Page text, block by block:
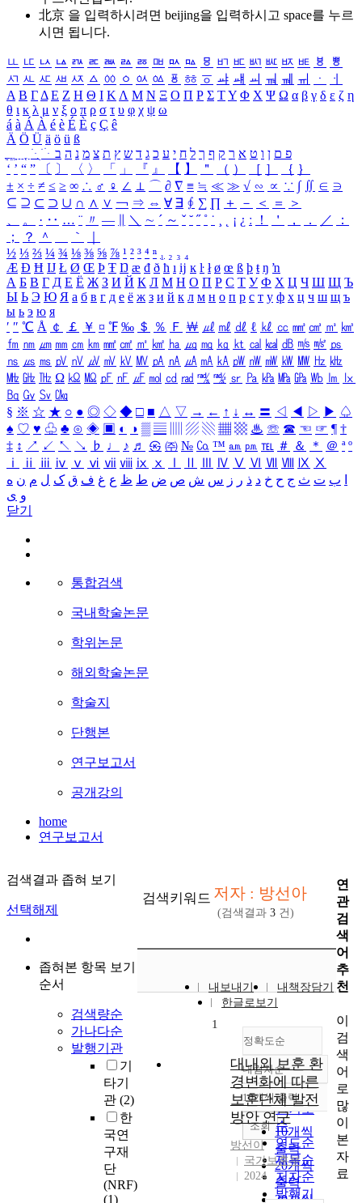
北京 을 입력하시려면 beijing을 입력하시고 space를 누르
시면 됩니다.
ㅥ ㅦ ㅧ ㅨ ㅩ ㅪ ㅫ ㅬ ㅭ ㅮ ㅯ ㅰ ㅱ ㅲ ㅳ ㅴ ㅵ ㅶ ㅷ ㅸ
ㅹ
ㅺ ㅻ ㅼ ㅽ ㅾ ㅿ ㆀ ㆁ ㆂ ㆃ ㆄ ㆅ ㆆ ㆇ ㆈ ㆉ ㆊ ㆋ ㆌ ㆍ
ㆎ
Α Β ΓΔ Ε Ζ Η Θ Ι ΚΛ Μ Ν Ξ Ο Π Ρ Σ ΤΥ Φ Χ Ψ Ω α β γ δ ε ζ η
θ ι κ λ μ ν ξ ο π ρ σ τ υ φ χ ψ ω
á à Á À é è É È ç Ç ê
Ä Ö Ü ä ö ü ß
ִֶֹ ֻּ ׁׂ פ ם ן ו ט א ר ק ף ך ל ח י ע כ ג ד ש ץ ת צ מ נ ה ב
‘ ’ “ ” 〔 〕 〈 〉 「 」 『 』 【 】 ＂ （ ） ［ ］ ｛ ｝
± × ÷ ≠ ≤ ≥ ∞ ∴ ♂ ♀ ∠ ⊥ ⌒ ∂ ∇ ≡ ≒ ≪ ≫ √ ∽ ∝ ∵ ∫ ∬ ∈ ∋
⊆ ⊇ ⊂ ⊃ ∪ ∩ ∧ ∨ ￢ ⇒ ⇔ ∀ ∃ ∮ ∑ ∏ ＋ － ＜ ＝
＞
、
。 · ‥ … ¨ 〃 ― ＼ ∼ ´ ～ ˇ ˘ ˝ ˚ ˙ ¸ ¡ ¿ ː ！ ＇ ， ． ／
：
；
？ ＾ ｀
½ ⅓ ⅔ ¼ ¾ ⅛ ⅜ ⅝ ⅞ ¹ ² ³ ⁴ ⁿ ₁ ₂ ₃ ₄
Æ Ð Ħ Ĳ Ł Ø Œ Þ Ŧ Ŋ æ đ ð ħ ı ĳ ĸ ŀ ł ø œ ß þ ŧ ŋ ŉ
А Б В Г Д Е Ё Ж З И Й К Л М Н О П Р С Т У Ф Х Ц Ч Ш Щ Ъ
Ы Ь Э Ю Я а б в г д е ё ж з и й к л м н о п р с т у ф х ц ч ш щ ъ
ы ь э ю я
′ ″ ℃ Å ￠ ￡ ￥ ¤ ℉ ‰ ＄ ％ Ｆ ￦ ㎕ ㎖ ㎗ ℓ ㎘ ㏄ ㎣ ㎤ ㎥ ㎦
㎙ ㎚ ㎛ ㎜ ㎝ ㎞ ㎟ ㎠ ㎡ ㎢ ㏊ ㎍ ㎎ ㎏ ㏏ ㎈ ㎉ ㏈ ㎧ ㎨ ㎰
㎱ ㎲ ㎳ ㎴ ㎵ ㎶ ㎷ ㎸ ㎹ ㎀ ㎁ ㎂ ㎃ ㎄ ㎺ ㎻ ㎽ ㎾ ㎿ ㎐ ㎑
㎒ ㎓ ㎔ Ω ㏀ ㏁ ㎊ ㎋ ㎌ ㏖ ㏅ ㎭ ㎮ ㎯ ㏛ ㎩ ㎪ ㎫ ㎬ ㏝ ㏐
㏓
㏃ ㏉ ㏜ ㏆
§ ※ ☆ ★ ○ ● ◎ ◇ ◆ □ ■ △ ▽ → ← ↑ ↓ ↔ 〓 ◁ ◀ ▷ ▶ ♤
♠ ♡ ♥ ♧ ♣ ⊙ ◈ ▣ ◐ ◑ ▒ ▤ ▨ ▧ ▦ ▩ ♨ ☏ ☎ ☜ ☞ ¶ †
‡ ↕ ↗ ↙ ↖ ↘ ♭ ♩ ♪ ♬ ㉿ ㈜ № ㏇ ™ ㏂ ㏘ ℡ ＃ ＆ ＊ ＠ ª º
ⅰ
ⅱ ⅲ ⅳ ⅴ ⅵ ⅶ ⅷ ⅸ ⅹ Ⅳ Ⅴ Ⅵ Ⅶ Ⅷ Ⅸ Ⅹ
ب ت ث ج ح خ د ذ ر ز س ش ص ض ط ظ ع غ ف ق ک ل م ن ه
و ی
닫기
통합검색
국내학술논문
학위논문
해외학술논문
학술지
단행본
연구보고서
공개강의
home
연구보고서
검색결과 좁혀 보기
선택해제
좁혀본 항목 보기
순서
검색량순
가나다순
발행기관
기
타기
관 (2)
한
국연
구재
단
(NRF)
(1)
검색키워드 저자 : 방선아
(검색결과 3 건)
내보내기
내책장담기
한글로보기
정확도순
정확도
순
인기도
순
연도순
제목순
저자순
발행기
내림차순
내림차순
10개씩 출력
10개씩
출력
20개씩
출력
30개씩
조회
1
대내외 보훈 환
경변화에 따른
보훈단체 발전
방안 연구
방선이
국가보훈부
2024
연
관
검
색
어
추
천
이
검
색
어
로
많
이
본
자
료